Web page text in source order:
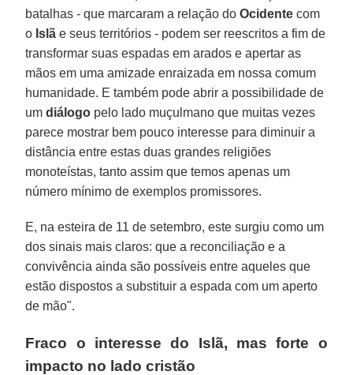
batalhas - que marcaram a relação doOcidente com
o Islã e seus territórios - podem ser reescritos a fim de
transformar suas espadas em arados e apertar as
mãos em uma amizade enraizada em nossa comum
humanidade. E também pode abrir a possibilidade de
umdiálogo pelo lado muçulmano que muitas vezes
parece mostrar bem pouco interesse para diminuir a
distância entre estas duas grandes religiões
monoteístas, tanto assim que temos apenas um
número mínimo de exemplos promissores.
E, na esteira de 11 de setembro, este surgiu como um
dos sinais mais claros: que a reconciliação e a
convivência ainda são possíveis entre aqueles que
estão dispostos a substituir a espada com um aperto
de mão".
Fraco o interesse do Islã, mas forte o
impacto no lado cristão